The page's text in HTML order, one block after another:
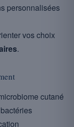
personnalisées
vos choix
.
cutané